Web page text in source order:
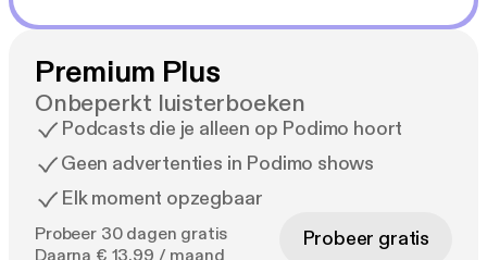
Premium Plus
Onbeperkt luisterboeken
Podcasts die je alleen op Podimo hoort
Geen advertenties in Podimo shows
Elk moment opzegbaar
Probeer 30 dagen gratis
Daarna € 13,99 / maand
Probeer gratis